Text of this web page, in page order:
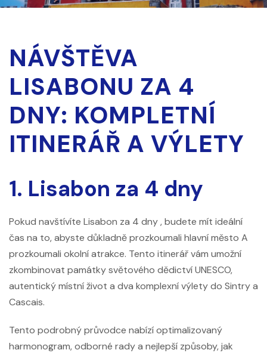
NÁVŠTĚVA
LISABONU ZA 4
DNY: KOMPLETNÍ
ITINERÁŘ A VÝLETY
1. Lisabon za 4 dny
Pokud navštívíte Lisabon za 4 dny, budete mít ideální
čas na to, abyste důkladně prozkoumali hlavní město A
prozkoumali okolní atrakce. Tento itinerář vám umožní
zkombinovat památky světového dědictví UNESCO,
autentický místní život a dva komplexní výlety do Sintry a
Cascais.
Tento podrobný průvodce nabízí optimalizovaný
harmonogram, odborné rady a nejlepší způsoby, jak